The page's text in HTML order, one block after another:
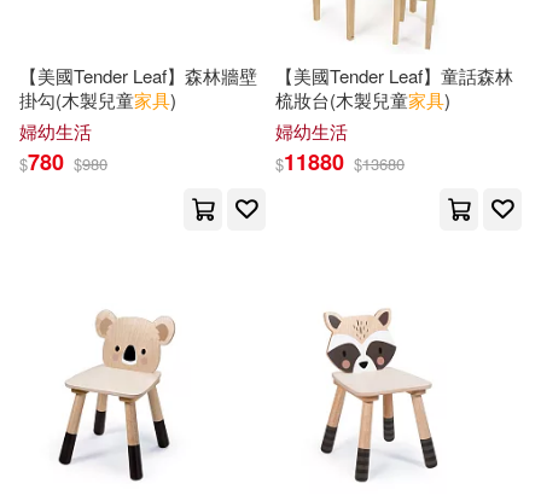
Adams(13)
Charles(13) Christopher(13)
Miller(13) Singleton(13)
Andrews(12) Esther(12)
William(12)
ななゆき(12)
精展傳播(31)
北京體育大學出版社(29)
清華大學出版社(28)
慕客館(26) 時報出版(24)
電子書 (可複選)
適合手機平板閱讀(102)
適合平板閱讀(542)
其他 (可複選)
現在可購買商品(7399)
【美國Tender Leaf】森林牆壁
掛勾(木製兒童家具)
婦幼生活
$780 $980
【美國Tender Leaf】童話森林
梳妝台(木製兒童家具)
婦幼生活
$11880 $13680